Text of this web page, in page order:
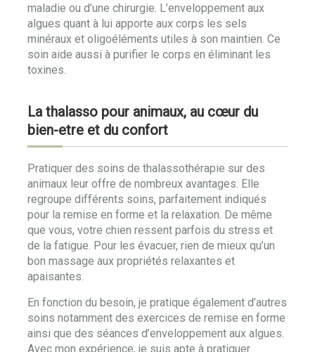
maladie ou d’une chirurgie. L’enveloppement aux
algues quant à lui apporte aux corps les sels
minéraux et oligoéléments utiles à son maintien. Ce
soin aide aussi à purifier le corps en éliminant les
toxines.
La thalasso pour animaux, au cœur du
bien-etre et du confort
Pratiquer des soins de thalassothérapie sur des
animaux leur offre de nombreux avantages. Elle
regroupe différents soins, parfaitement indiqués
pour la remise en forme et la relaxation. De même
que vous, votre chien ressent parfois du stress et
de la fatigue. Pour les évacuer, rien de mieux qu’un
bon massage aux propriétés relaxantes et
apaisantes.
En fonction du besoin, je pratique également d’autres
soins notamment des exercices de remise en forme
ainsi que des séances d’enveloppement aux algues.
Avec mon expérience, je suis apte à pratiquer